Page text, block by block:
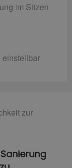
im Sitzen
einstellbar
zur